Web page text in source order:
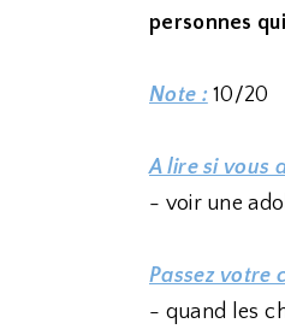
personnes
Note : 10/20
A lire si vous
- voir une
Passez votre
- quand les